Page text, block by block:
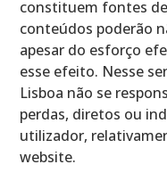
constituem fontes
conteúdos poderão
apesar do esforço
esse efeito. Nesse
Lisboa não se
perdas, diretos ou
utilizador,
website.